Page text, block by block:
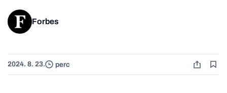
Forbes
2024. 8. 23. perc